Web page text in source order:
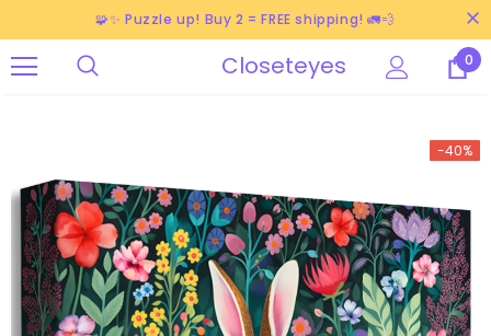
🧩✨ Puzzle up! Buy 2 = FREE shipping! 🚛💨
Closeteyes 0
-40%